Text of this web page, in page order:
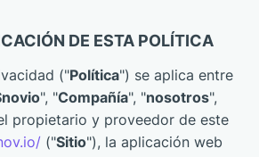
DE ESTA POLÍTICA
("Política") se aplica entre
", "Compañía", "nosotros",
propietario y proveedor de este
("Sitio"), la aplicación web